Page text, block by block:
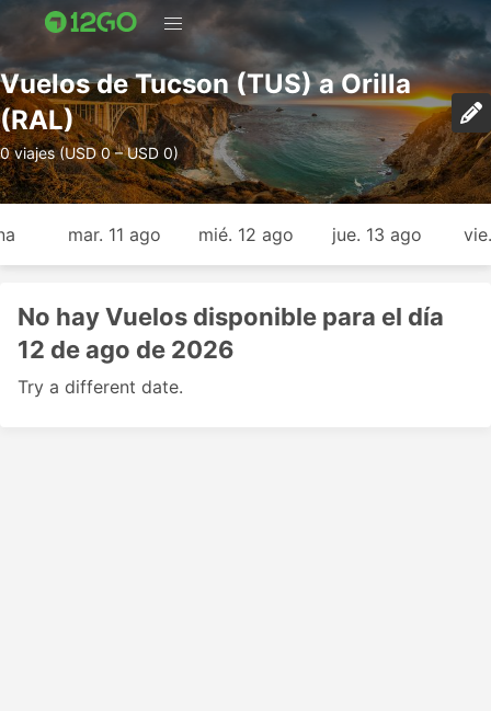
Vuelos de Tucson (TUS) a Orilla
(RAL)
0 viajes (USD 0 – USD 0)
mar. 11 ago mié. 12 ago jue. 13 ago
No hay Vuelos disponible para el día
12 de ago de 2026
Try a different date.